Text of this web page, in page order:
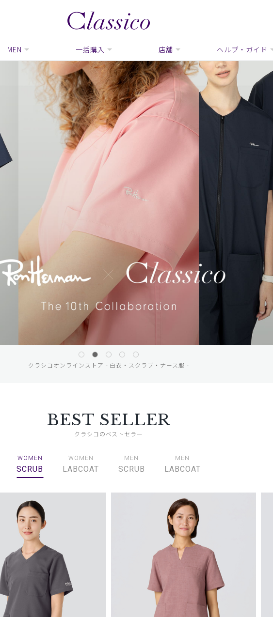
MEN 一括購入 店舗 ヘルプ・ガイド
クラシコオンラインストア - 白衣・スクラブ・ナース服 -
BEST SELLER
クラシコのベストセラー
WOMEN
SCRUB
WOMEN
LABCOAT
MEN
SCRUB
MEN
LABCOAT